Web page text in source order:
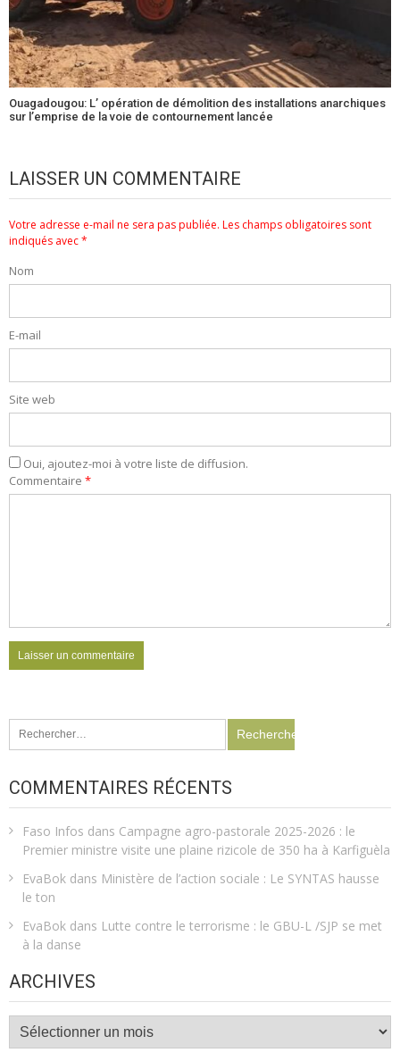
Ouagadougou: L’ opération de démolition des installations anarchiques
sur l’emprise de la voie de contournement lancée
LAISSER UN COMMENTAIRE
Votre adresse e-mail ne sera pas publiée. Les champs obligatoires sont
indiqués avec*
Nom
E-mail
Site web
Oui, ajoutez-moi à votre liste de diffusion.
Commentaire *
Rechercher :
COMMENTAIRES RÉCENTS
Faso Infos dans Campagne agro-pastorale 2025-2026 : le
Premier ministre visite une plaine rizicole de 350 ha à Karfiguèla
EvaBok dans Ministère de l’action sociale : Le SYNTAS hausse
le ton
EvaBok dans Lutte contre le terrorisme : le GBU-L /SJP se met
à la danse
ARCHIVES
Archives